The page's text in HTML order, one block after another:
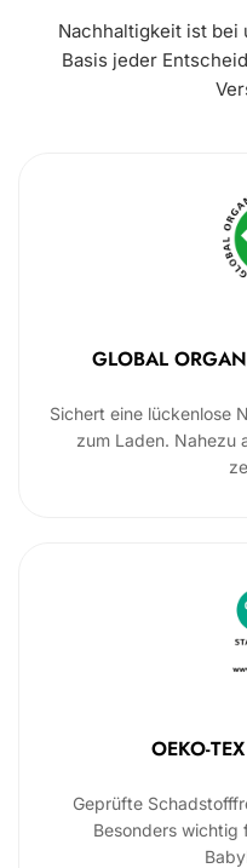
Nachhaltigkeit ist bei
Basis jeder
GLOBAL
Sichert eine lückenlose
zum Laden. Nahezu
OEKO-
Geprüfte
Besonders wichtig